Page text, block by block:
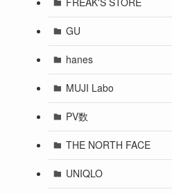
GU
hanes
MUJI Labo
PV数
THE NORTH FACE
UNIQLO